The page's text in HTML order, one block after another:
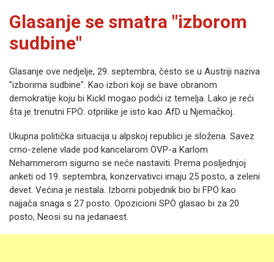
Glasanje se smatra "izborom
sudbine"
Glasanje ove nedjelje, 29. septembra, često se u Austriji naziva
"izborima sudbine". Kao izbori koji se bave obranom
demokratije koju bi Kickl mogao podići iz temelja. Lako je reći
šta je trenutni FPÖ: otprilike je isto kao AfD u Njemačkoj.
Ukupna politička situacija u alpskoj republici je složena. Savez
crno-zelene vlade pod kancelarom ÖVP-a Karlom
Nehammerom sigurno se neće nastaviti. Prema posljednjoj
anketi od 19. septembra, konzervativci imaju 25 posto, a zeleni
devet. Većina je nestala. Izborni pobjednik bio bi FPÖ kao
najjača snaga s 27 posto. Opozicioni SPÖ glasao bi za 20
posto, Neosi su na jedanaest.